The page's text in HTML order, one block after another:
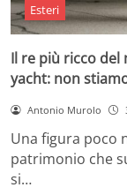
Esteri
Il re più ricco del
yacht: non
Antonio Murolo
Una figura poco
patrimonio che
si…